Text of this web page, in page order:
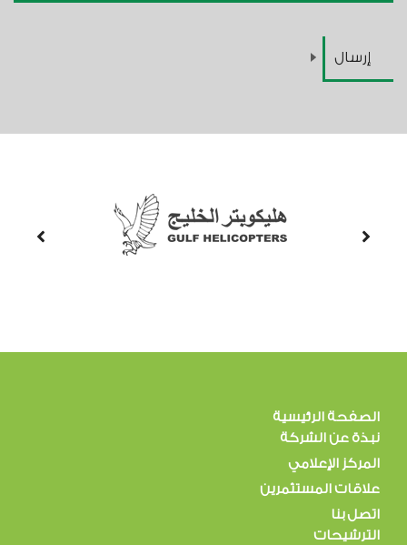
الصفحة الرئيسية
نبذة عن الشركة
المركز الإعلامي
علاقات المستثمرين
اتصل بنا
الترشيحات